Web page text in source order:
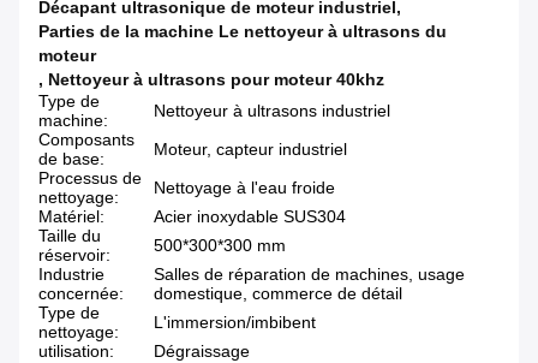
Décapant ultrasonique de moteur industriel,
Parties de la machine Le nettoyeur à ultrasons du
moteur
, Nettoyeur à ultrasons pour moteur 40khz
Type de
machine:
Nettoyeur à ultrasons industriel
Composants
de base:
Moteur, capteur industriel
Processus de
nettoyage:
Nettoyage à l'eau froide
Matériel:
Acier inoxydable SUS304
Taille du
réservoir:
500*300*300 mm
Industrie
concernée:
Salles de réparation de machines, usage
domestique, commerce de détail
Type de
nettoyage:
L'immersion/imbibent
utilisation:
Dégraissage